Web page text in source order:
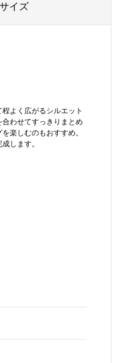
サイズ
よく広がるシルエット
わせてすっきりまとめ
楽しむのもおすすめ。
します。